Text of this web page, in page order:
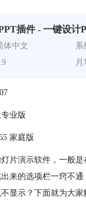
插件 - 一键设计
体中文
系
月
业版
家庭版
片演示软件，一般
来的选项栏一窍不
显示？下面就为大家